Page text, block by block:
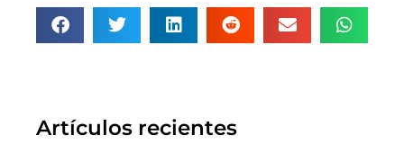
Artículos recientes